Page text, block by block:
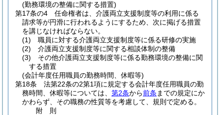
(勤務環境の整備に関する措置)
第17条の4
任命権者は、介護両立支援制度等の利用に係る
請求等が円滑に行われるようにするため、次に掲げる措置
を講じなければならない。
(1)
職員に対する介護両立支援制度等に係る研修の実施
(2)
介護両立支援制度等に関する相談体制の整備
(3)
その他介護両立支援制度等に係る勤務環境の整備に関
する措置
(会計年度任用職員の勤務時間、休暇等)
第18条
法第22条の2第1項に規定する会計年度任用職員の勤
務時間、休暇等については、 第2条から前条 までの規定にか
かわらず、その職務の性質等を考慮して、規則で定める。
附 則